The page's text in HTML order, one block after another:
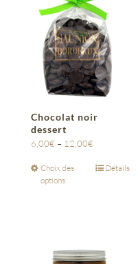
Chocolat noir
dessert
6,00€ – 12,00€
Choix des
options
Détails